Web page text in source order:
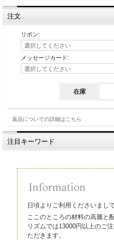
注文
リボン:
メッセージカード:
在庫
返品についての詳細はこちら
注目キーワード
日頃よりご利用くださいまし
ここのところの材料の高騰と
リズムでは13000円以上のご
ただきます。